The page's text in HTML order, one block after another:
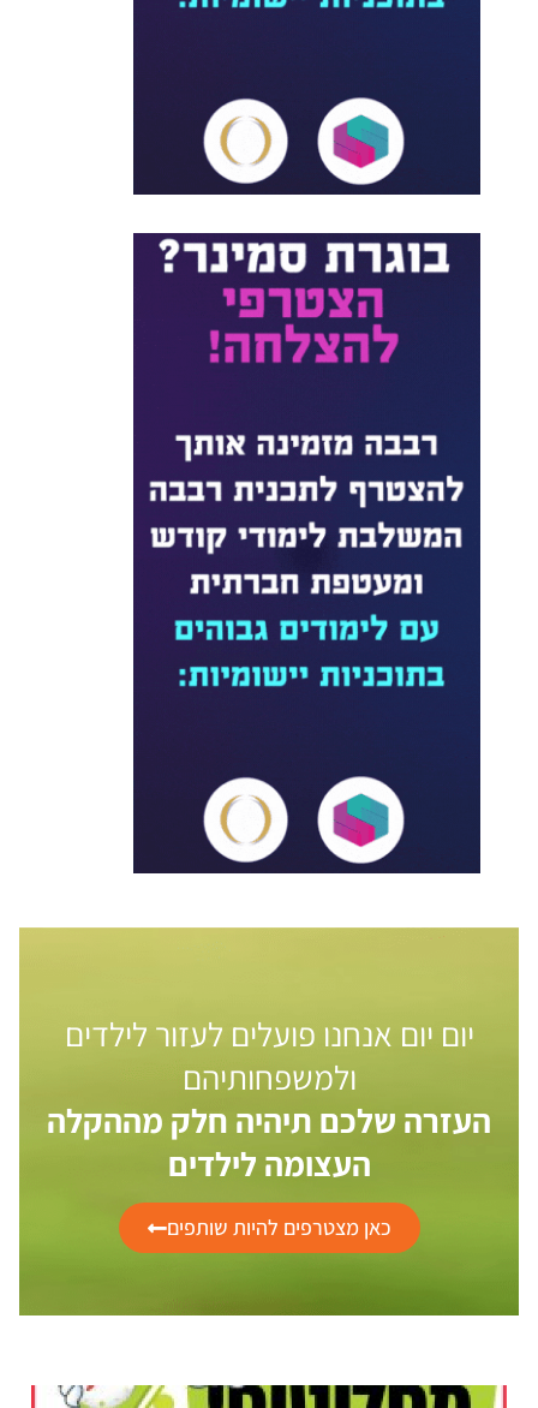
יום יום אנחנו פועלים לעזור לילדים
ולמשפחותיהם
העזרה שלכם תיהיה חלק מההקלה
העצומה לילדים
כאן מצטרפים להיות שותפים